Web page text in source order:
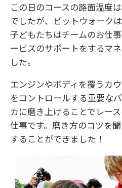
この日のコースの路面温度
でしたが、ピットウォーク
子どもたちはチームのお仕
ービスのサポートをするマ
した。
エンジンやボディを覆うカ
をコントロールする重要な
カに磨き上げることでレー
仕事です。磨き方のコツを
することができました！